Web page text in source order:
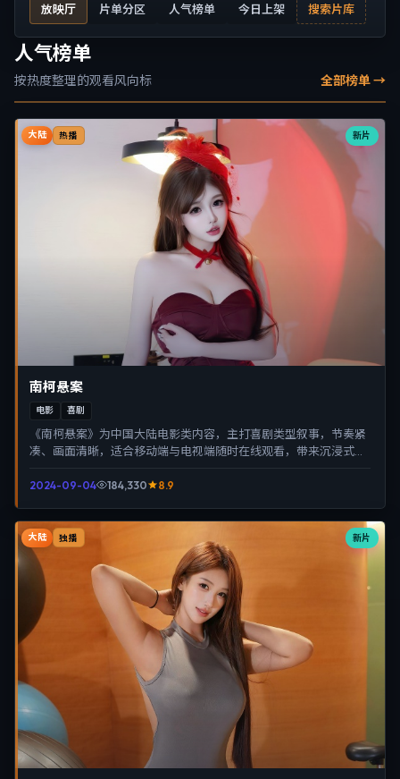
放映厅 片单分区 人气榜单 今日上架 搜索片库
人气榜单
按热度整理的观看风向标 全部榜单 →
新片
大陆 热播
南柯悬案
电影 喜剧
《南柯悬案》为中国大陆电影类内容，主打喜剧类型叙事，节奏紧
凑、画面清晰，适合移动端与电视端随时在线观看，带来沉浸式视
2024-09-04 184,330 8.9
新片
大陆 独播